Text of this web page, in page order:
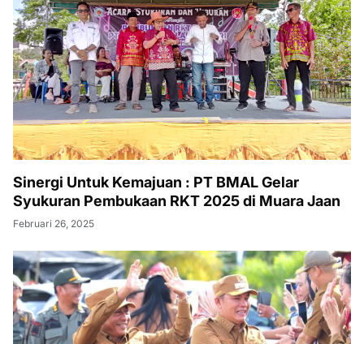
Sinergi Untuk Kemajuan : PT BMAL Gelar
Syukuran Pembukaan RKT 2025 di Muara Jaan
Februari 26, 2025